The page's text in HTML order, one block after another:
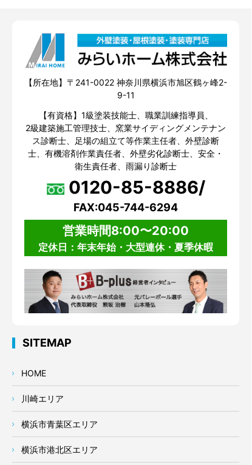
【所在地】〒241-0022 神奈川県横浜市旭区鶴ヶ峰2-
9-11
【有資格】1級塗装技能士、職業訓練指導員、
2級建築施工管理技士、窯業サイディングメンテナン
ス診断士、足場の組立て等作業主任者、外壁診断
士、有機溶剤作業責任者、外壁劣化診断士、安全・
衛生責任者、雨漏り診断士
0120-85-8886/
FAX:045-744-6294
営業時間8:00〜20:00
定休日：年末年始・大型連休・夏季休暇
SITEMAP
HOME
川崎エリア
横浜市青葉区エリア
横浜市港北区エリア